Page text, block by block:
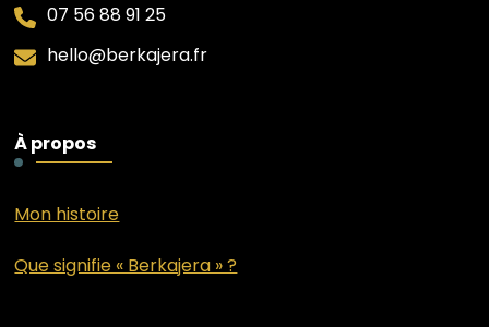
07 56 88 91 25
hello@berkajera.fr
À propos
Mon histoire
Que signifie « Berkajera » ?